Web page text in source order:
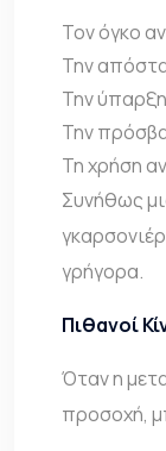
Τον όγκο
Την
Την
Την
Τη χρήση
Συνήθως
γρήγορα.
Πιθανοί
Όταν η
προσοχή,